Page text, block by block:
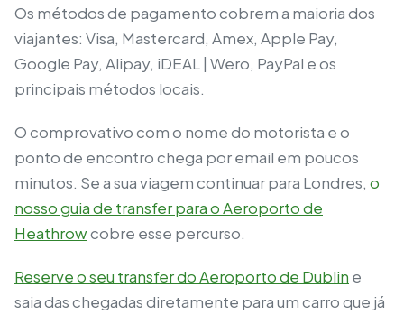
Os métodos de pagamento cobrem a maioria dos
viajantes: Visa, Mastercard, Amex, Apple Pay,
Google Pay, Alipay, iDEAL | Wero, PayPal e os
principais métodos locais.
O comprovativo com o nome do motorista e o
ponto de encontro chega por email em poucos
minutos. Se a sua viagem continuar para Londres, o
nosso guia de transfer para o Aeroporto de
Heathrowcobre esse percurso.
Reserve o seu transfer do Aeroporto de Dublin e
saia das chegadas diretamente para um carro que já